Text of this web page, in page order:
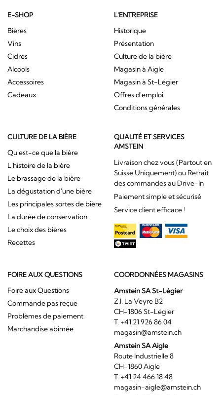
E-SHOP
Bières
Vins
Cidres
Alcools
Accessoires
Cadeaux
L'ENTREPRISE
Historique
Présentation
Culture de la bière
Magasin à Aigle
Magasin à St-Légier
Offres d'emploi
Conditions générales
CULTURE DE LA BIÈRE
Qu'est-ce que la bière
L'histoire de la bière
Le brassage de la bière
La dégustation d'une bière
Les principales sortes de bière
La durée de conservation
Le choix des bières
Recettes
QUALITÉ ET SERVICES
AMSTEIN
Livraison chez vous (Partout en
Suisse Uniquement) ou Retrait
des commandes au Drive-In
Paiement simple et sécurisé
Service client efficace !
FOIRE AUX QUESTIONS
Foire aux Questions
Commande pas reçue
Problèmes de paiement
Marchandise abîmée
COORDONNÉES MAGASINS
Amstein SA St-Légier
Z.I. La Veyre B2
CH-1806 St-Légier
T. +41 21 926 86 04
magasin@amstein.ch
Amstein SA Aigle
Route Industrielle 8
CH-1860 Aigle
T. +41 24 466 18 48
magasin-aigle@amstein.ch